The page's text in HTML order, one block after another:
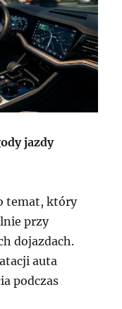
jazdy
temat, który
przy
dojazdach.
auta
podczas